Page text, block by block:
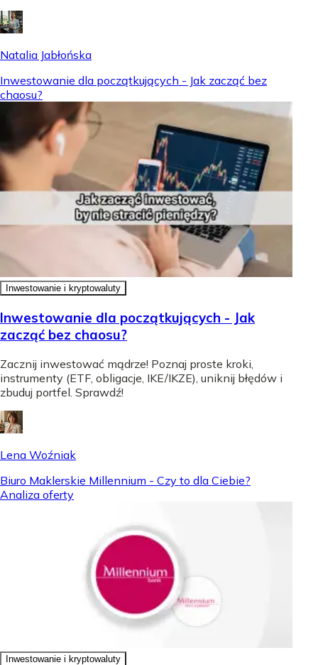
Natalia Jabłońska
Inwestowanie dla początkujących - Jak zacząć bez
chaosu?
Inwestowanie i kryptowaluty
Inwestowanie dla początkujących - Jak
zacząć bez chaosu?
Zacznij inwestować mądrze! Poznaj proste kroki,
instrumenty (ETF, obligacje, IKE/IKZE), uniknij błędów i
zbuduj portfel. Sprawdź!
Lena Woźniak
Biuro Maklerskie Millennium - Czy to dla Ciebie?
Analiza oferty
Inwestowanie i kryptowaluty